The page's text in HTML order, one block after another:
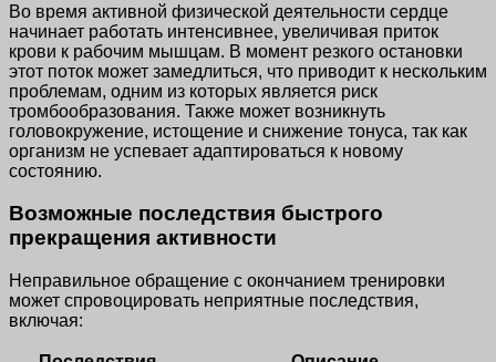
Во время активной физической деятельности сердце
начинает работать интенсивнее, увеличивая приток
крови к рабочим мышцам. В момент резкого остановки
этот поток может замедлиться, что приводит к нескольким
проблемам, одним из которых является риск
тромбообразования. Также может возникнуть
головокружение, истощение и снижение тонуса, так как
организм не успевает адаптироваться к новому
состоянию.
Возможные последствия быстрого
прекращения активности
Неправильное обращение с окончанием тренировки
может спровоцировать неприятные последствия,
включая: